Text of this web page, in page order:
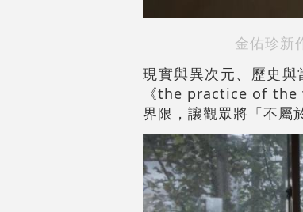
金佑珍新
現實與異次元、歷史
《the practice of the
界限，讓觀眾將「不屬